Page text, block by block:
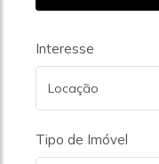
Interesse
Locação
Tipo de Imóvel